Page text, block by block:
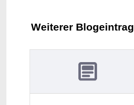
Weiterer Blogeintrag